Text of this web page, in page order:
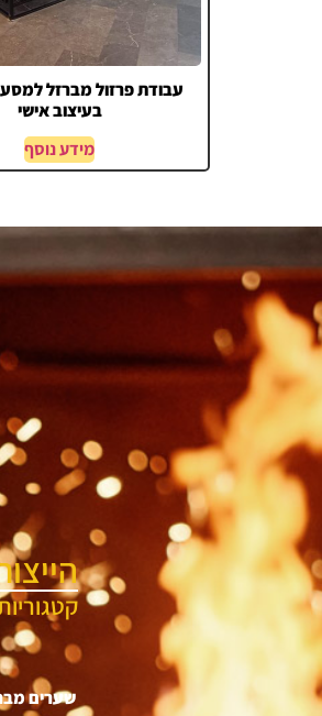
עבודת פרזול מברזל
בעיצוב אישי
מידע נוסף
שערים